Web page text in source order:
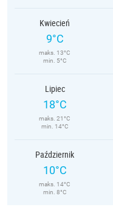
Kwiecień
9°C
maks. 13°C
min. 5°C
Lipiec
18°C
maks. 21°C
min. 14°C
Październik
10°C
maks. 14°C
min. 8°C